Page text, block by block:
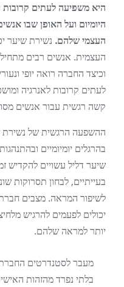
היא משפיעה לעתים קרובות
היומיום ועל האופן שבו
העצמי שלהם. נשירת שיער
העצמית. אנשים רבים
וכיצד החברה רואה יופי
לעתים קרובות לאנרגיה
קשה רגשית עבור אנשים
ההשפעה הרגשית של
בהרגלים יומיומיים
שיער דליל עשויים להקדיש
בעייתיים, לבחון תסרוקות
לשיפור המראה. מצבים
יכולים לפעמים להרגיש
יותר למראה שלהם.
מעבר לסטנדרטים
בלתי נפרד מהזהות